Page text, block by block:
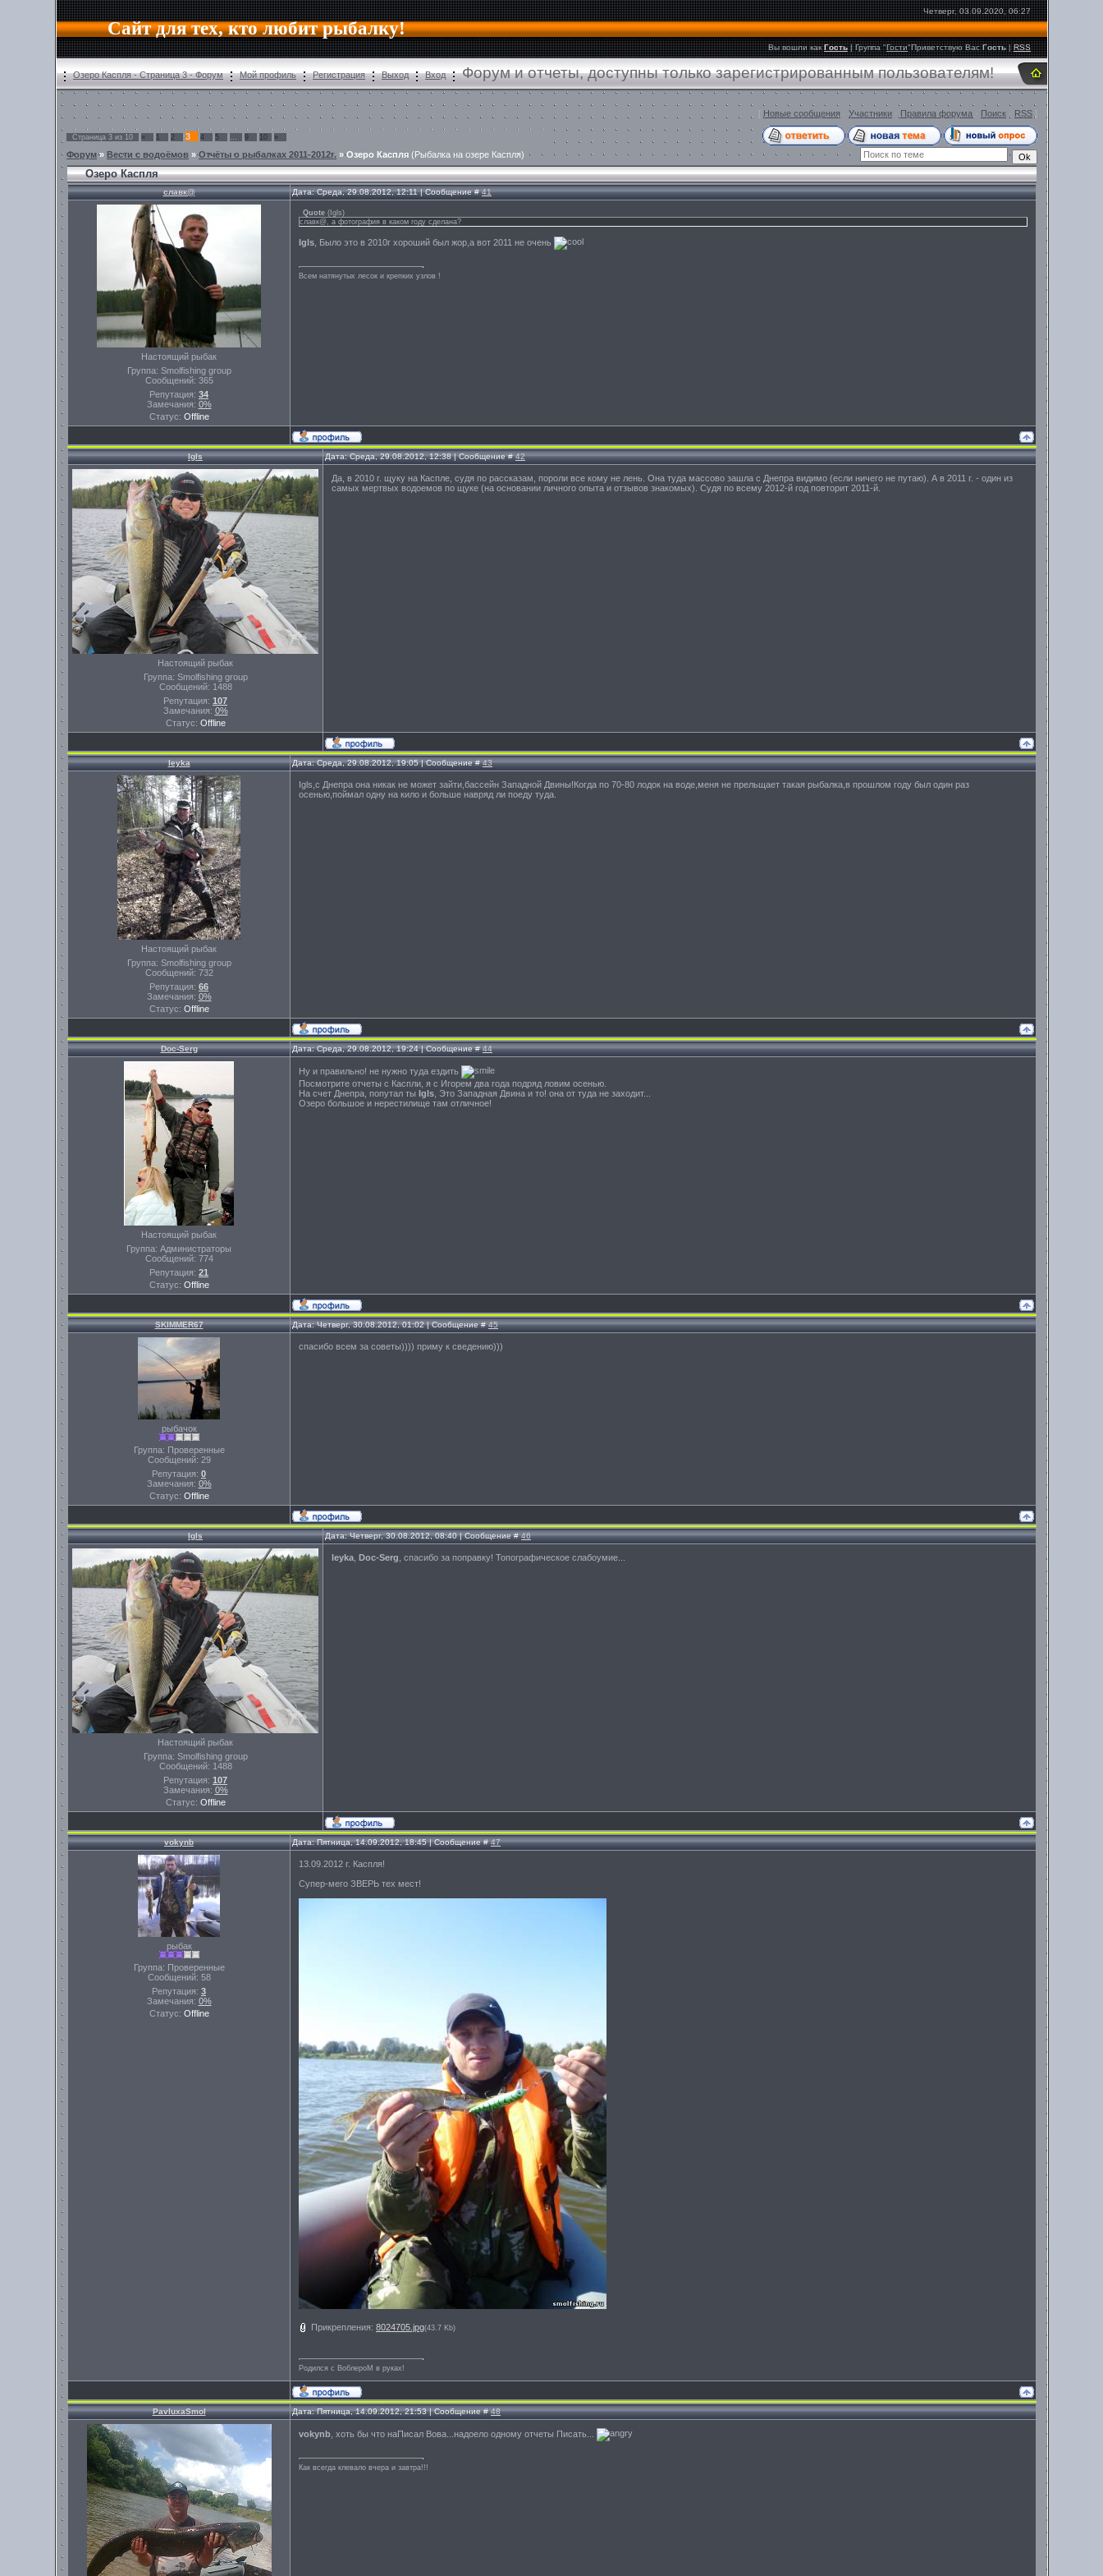
Сайт для тех, кто любит рыбалку!
Четверг, 03.09.2020, 06:27
Вы вошли как Гость|Группа"Гости"Приветствую Вас Гость |RSS
Озеро Каспля - Страница 3 - Форум Мой профиль Регистрация Выход Вход Форум и отчеты, доступны только зарегистрированным пользователям!
[ Новые сообщения Участники Правила форума Поиск RSS ]
Страница 3 из 10 « 1 2 3 4 5 … 9 10 »
Форум» Вести с водоёмов »Отчёты о рыбалках 2011-2012г. »Озеро Каспля (Рыбалка на озере Каспля)
Озеро Каспля
славк@ Дата: Среда, 29.08.2012, 12:11 | Сообщение #41
Настоящий рыбак
Группа: Smolfishing group
Сообщений: 365
Репутация: 34
Замечания: 0%
Статус: Offline
Quote ( Igls)
славк@, а фотография в каком году сделана?
Igls , Было это в 2010г хороший был жор,а вот 2011 не очень
Всем натянутых лесок и крепких узлов !
Igls Дата: Среда, 29.08.2012, 12:38 | Сообщение #42
Настоящий рыбак
Группа: Smolfishing group
Сообщений: 1488
Репутация: 107
Замечания: 0%
Статус: Offline
Да, в 2010 г. щуку на Каспле, судя по рассказам, пороли все кому не лень. Она туда массово зашла с Днепра видимо (если ничего не путаю). А в 2011 г. - один из
самых мертвых водоемов по щуке (на основании личного опыта и отзывов знакомых). Судя по всему 2012-й год повторит 2011-й.
leyka Дата: Среда, 29.08.2012, 19:05 | Сообщение #43
Настоящий рыбак
Группа: Smolfishing group
Сообщений: 732
Репутация: 66
Замечания: 0%
Статус: Offline
Igls,с Днепра она никак не может зайти,бассейн Западной Двины!Когда по 70-80 лодок на воде,меня не прельщает такая рыбалка,в прошлом году был один раз
осенью,поймал одну на кило и больше навряд ли поеду туда.
Doc-Serg Дата: Среда, 29.08.2012, 19:24 | Сообщение #44
Настоящий рыбак
Группа: Администраторы
Сообщений: 774
Репутация: 21
Статус: Offline
Ну и правильно! не нужно туда ездить
Посмотрите отчеты с Каспли, я с Игорем два года подряд ловим осенью.
На счет Днепра, попутал ты Igls , Это Западная Двина и то! она от туда не заходит...
Озеро большое и нерестилище там отличное!
SKIMMER67 Дата: Четверг, 30.08.2012, 01:02 | Сообщение #45
рыбачок
Группа: Проверенные
Сообщений: 29
Репутация: 0
Замечания: 0%
Статус: Offline
спасибо всем за советы)))) приму к сведению)))
Igls Дата: Четверг, 30.08.2012, 08:40 | Сообщение #46
Настоящий рыбак
Группа: Smolfishing group
Сообщений: 1488
Репутация: 107
Замечания: 0%
Статус: Offline
leyka Doc-Serg , спасибо за поправку! Топографическое слабоумие...
vokynb Дата: Пятница, 14.09.2012, 18:45 | Сообщение #47
рыбак
Группа: Проверенные
Сообщений: 58
Репутация: 3
Замечания: 0%
Статус: Offline
13.09.2012 г. Каспля!
Супер-мего ЗВЕРЬ тех мест!
Прикрепления: 8024705.jpg(43.7 Kb)
Родился с ВоблероМ в руках!
PavluxaSmol Дата: Пятница, 14.09.2012, 21:53 | Сообщение #48
vokynb , хоть бы что наПисал Вова...надоело одному отчеты Писать...
Как всегда клевало вчера и завтра!!!